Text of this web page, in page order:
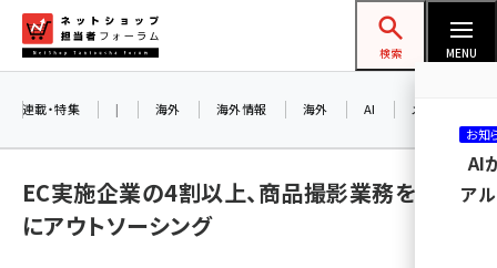
ン
ネットショップ担当者フォーラム
検索 MENU
連載・特集 | 海外 海外情報 海外 AI メタバース
EC実施企業の4割以上、商品撮影業務を外部
にアウトソーシング
お知
AI
ア